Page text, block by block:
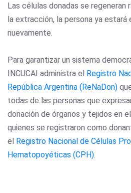
Las células donadas se regeneran
la extracción, la persona ya estará
nuevamente.
Para garantizar un sistema
INCUCAI administra el Registro
República Argentina (ReNaDon)
todas de las personas que
donación de órganos y tejidos en
quienes se registraron como
el Registro Nacional de Células
Hematopoyéticas (CPH).